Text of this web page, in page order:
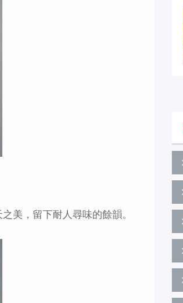
美，留下耐人尋味的餘韻。